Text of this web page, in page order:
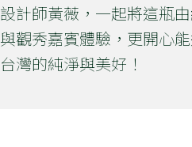
設計師黃薇，一起將這瓶
與觀秀嘉賓體驗，更開心
台灣的純淨與美好！